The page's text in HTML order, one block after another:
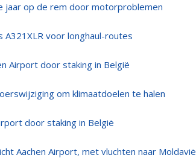
jaar op de rem door motorproblemen
voor longhaul-routes
Airport door staking in België
om klimaatdoelen te halen
door staking in België
Aachen Airport, met vluchten naar Moldavië